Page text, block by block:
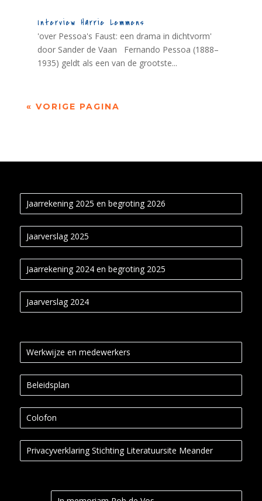
Interview Harrie Lemmens
'over Pessoa's Faust: een drama in dichtvorm'
door Sander de Vaan Fernando Pessoa (1888–
1935) geldt als een van de grootste...
« VORIGE PAGINA
Jaarrekening 2025 en begroting 2026
Jaarverslag 2025
Jaarrekening 2024 en begroting 2025
Jaarverslag 2024
Werkwijze en medewerkers
Beleidsplan
Colofon
Privacyverklaring Stichting Literatuursite Meander